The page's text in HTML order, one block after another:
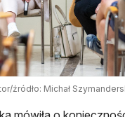
źródło: Michał